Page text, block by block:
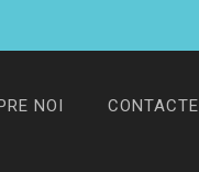
NOI CONTACTE